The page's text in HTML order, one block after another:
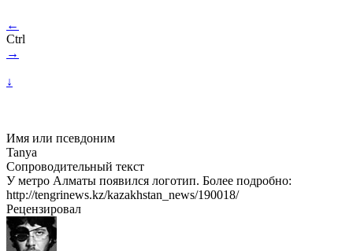
←
Ctrl
→
↓
Имя или псевдоним
Tanya
Сопроводительный текст
У метро Алматы появился логотип. Более подробно:
http://tengrinews.kz/kazakhstan_news/190018/
Рецензировал